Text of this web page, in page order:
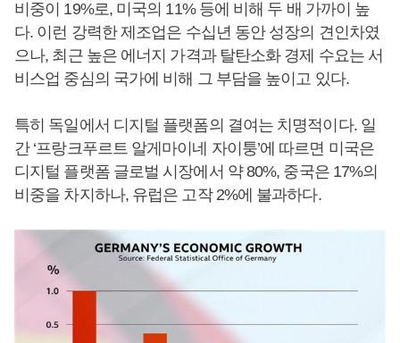
비중이 19%로, 미국의 11% 등에 비해 두 배 가까이 높
다. 이런 강력한 제조업은 수십년 동안 성장의 견인차였
으나, 최근 높은 에너지 가격과 탈탄소화 경제 수요는 서
비스업 중심의 국가에 비해 그 부담을 높이고 있다.
특히 독일에서 디지털 플랫폼의 결여는 치명적이다. 일
간 ‘프랑크푸르트 알게마이네 자이퉁’에 따르면 미국은
디지털 플랫폼 글로벌 시장에서 약 80%, 중국은 17%의
비중을 차지하나, 유럽은 고작 2%에 불과하다.